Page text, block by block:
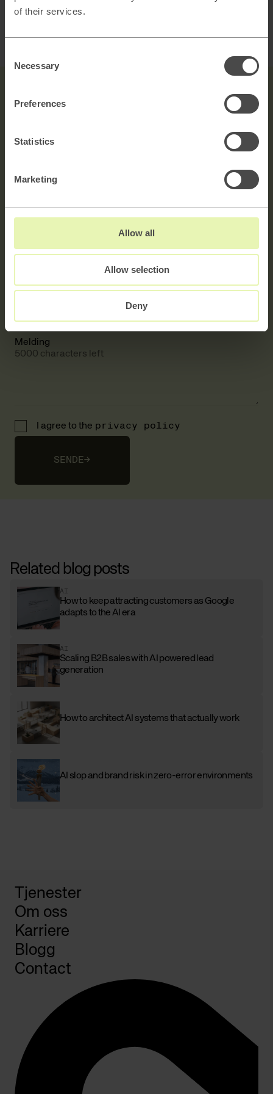
of their services.
Selection
Necessary
Preferences
Statistics
Marketing
Allow all
Allow selection
Deny
alla våra lediga positioner
Explore →
Melding
5000 characters left
I agree to the privacy policy
SENDE→
Related blog posts
AI
How to keep attracting customers as Google
adapts to the AI era
AI
Scaling B2B sales with AI powered lead
generation
How to architect AI systems that actually work
AI slop and brand risk in zero-error environments
Tjenester
Om oss
Karriere
Blogg
Contact